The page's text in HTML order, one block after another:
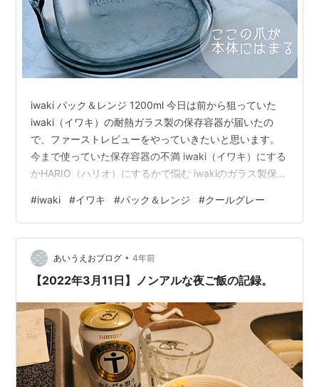
iwaki パック＆レンジ 1200ml 今日は前から狙っていた
iwaki（イワキ）の耐熱ガラス製の保存容器が届いたの
で、ファーストレビューをやっていきたいと思います。
今まで使っていた保存容器の不満 iwaki（イワキ）にする
かHARIO（ハリオ）にするかで悩む iwakiのガラス製保存
パック&レンジ保存容器ファーストインプレッション
iwakiのパック&レンジのメリット・デメリット まとめ 今
まで使っていた保存容器の不満 今まで使っていた保存容
器は、スーパーで購入した普通のプラスチックの保存容
器と無印良品で購入した密閉蓋の琺瑯の保存…
#iwaki #イワキ #パック＆レンジ #クールグレー
あいうえおブログ • 4年前
【2022年3月11日】ノンアルな夜ご飯の記録。